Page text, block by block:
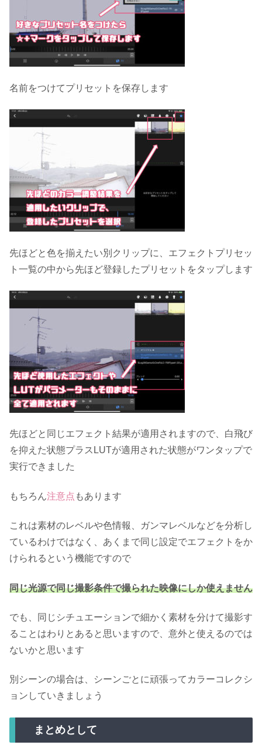
名前をつけてプリセットを保存します
先ほどと色を揃えたい別クリップに、エフェクトプリセッ
ト一覧の中から先ほど登録したプリセットをタップします
先ほどと同じエフェクト結果が適用されますので、白飛び
を抑えた状態プラスLUTが適用された状態がワンタップで
実行できました
もちろん注意点 もあります
これは素材のレベルや色情報、ガンマレベルなどを分析し
ているわけではなく、あくまで同じ設定でエフェクトをか
けられるという機能ですので
同じ光源で同じ撮影条件で撮られた映像にしか使えません
でも、同じシチュエーションで細かく素材を分けて撮影す
ることはわりとあると思いますので、意外と使えるのでは
ないかと思います
別シーンの場合は、シーンごとに頑張ってカラーコレクシ
ョンしていきましょう
まとめとして